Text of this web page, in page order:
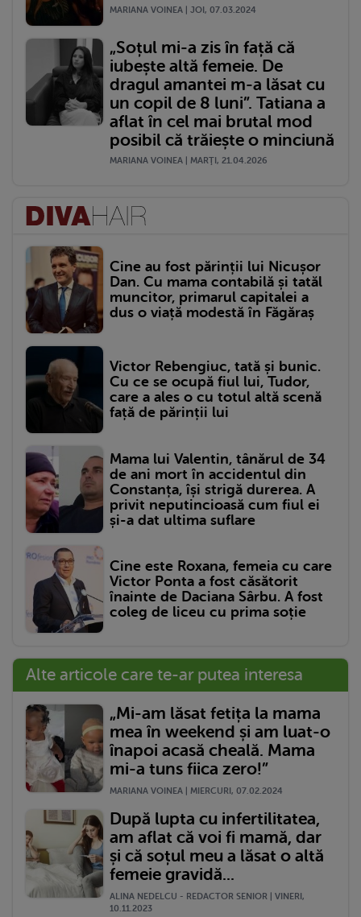
MARIANA VOINEA | JOI, 07.03.2024
„Soțul mi-a zis în față că
iubește altă femeie. De
dragul amantei m-a lăsat cu
un copil de 8 luni”. Tatiana a
aflat în cel mai brutal mod
posibil că trăiește o minciună
MARIANA VOINEA | MARŢI, 21.04.2026
Cine au fost părinții lui Nicușor
Dan. Cu mama contabilă și tatăl
muncitor, primarul capitalei a
dus o viață modestă în Făgăraș
Victor Rebengiuc, tată și bunic.
Cu ce se ocupă fiul lui, Tudor,
care a ales o cu totul altă scenă
față de părinții lui
Mama lui Valentin, tânărul de 34
de ani mort în accidentul din
Constanța, își strigă durerea. A
privit neputincioasă cum fiul ei
și-a dat ultima suflare
Cine este Roxana, femeia cu care
Victor Ponta a fost căsătorit
înainte de Daciana Sârbu. A fost
coleg de liceu cu prima soție
Alte articole care te-ar putea interesa
„Mi-am lăsat fetița la mama
mea în weekend și am luat-o
înapoi acasă cheală. Mama
mi-a tuns fiica zero!”
MARIANA VOINEA | MIERCURI, 07.02.2024
După lupta cu infertilitatea,
am aflat că voi fi mamă, dar
și că soțul meu a lăsat o altă
femeie gravidă...
ALINA NEDELCU - REDACTOR SENIOR | VINERI,
10.11.2023